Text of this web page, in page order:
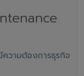
วามต้องการธุรกิจ